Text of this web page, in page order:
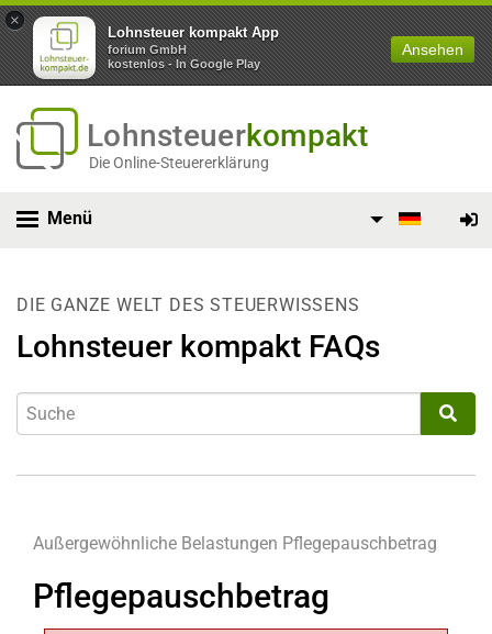
×
Lohnsteuer kompakt App
forium GmbH
kostenlos - In Google Play
Ansehen
Lohnsteuerkompakt
Die Online-Steuererklärung
Menü
DIE GANZE WELT DES STEUERWISSENS
Lohnsteuer kompakt FAQs
Außergewöhnliche Belastungen Pflegepauschbetrag
Pflegepauschbetrag